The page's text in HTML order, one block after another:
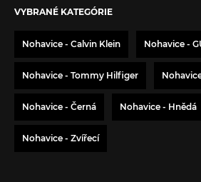
VYBRANÉ KATEGÓRIE
Nohavice - Calvin Klein Nohavice -
Nohavice - Tommy Hilfiger
Nohavice - Černá Nohavice - Hnědá
Nohavice - Zvířecí